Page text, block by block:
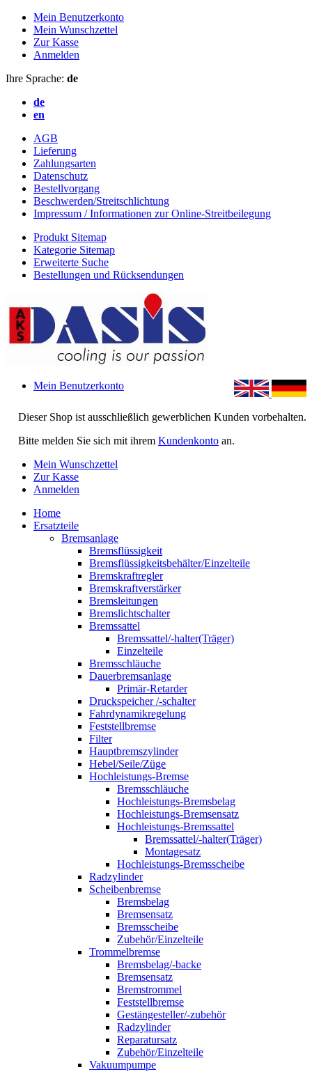
Mein Benutzerkonto
Mein Wunschzettel
Zur Kasse
Anmelden
Ihre Sprache: de
de
en
AGB
Lieferung
Zahlungsarten
Datenschutz
Bestellvorgang
Beschwerden/Streitschlichtung
Impressum / Informationen zur Online-Streitbeilegung
Produkt Sitemap
Kategorie Sitemap
Erweiterte Suche
Bestellungen und Rücksendungen
Dieser Shop ist ausschließlich gewerblichen Kunden vorbehalten.
Bitte melden Sie sich mit ihrem Kundenkonto an.
Mein Benutzerkonto
Mein Wunschzettel
Zur Kasse
Anmelden
Home
Ersatzteile
Bremsanlage
Bremsflüssigkeit
Bremsflüssigkeitsbehälter/Einzelteile
Bremskraftregler
Bremskraftverstärker
Bremsleitungen
Bremslichtschalter
Bremssattel
Bremssattel/-halter(Träger)
Einzelteile
Bremsschläuche
Dauerbremsanlage
Primär-Retarder
Druckspeicher /-schalter
Fahrdynamikregelung
Feststellbremse
Filter
Hauptbremszylinder
Hebel/Seile/Züge
Hochleistungs-Bremse
Bremsschläuche
Hochleistungs-Bremsbelag
Hochleistungs-Bremsensatz
Hochleistungs-Bremssattel
Bremssattel/-halter(Träger)
Montagesatz
Hochleistungs-Bremsscheibe
Radzylinder
Scheibenbremse
Bremsbelag
Bremsensatz
Bremsscheibe
Zubehör/Einzelteile
Trommelbremse
Bremsbelag/-backe
Bremsensatz
Bremstrommel
Feststellbremse
Gestängesteller/-zubehör
Radzylinder
Reparatursatz
Zubehör/Einzelteile
Vakuumpumpe